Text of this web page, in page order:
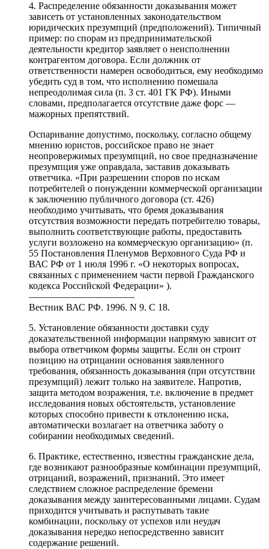
4. Распределение обязанности доказывания может
зависеть от установленных законодательством
юридических презумпций (предположений). Типичный
пример: по спорам из предпринимательской
деятельности кредитор заявляет о неисполнении
контрагентом договора. Если должник от
ответственности намерен освободиться, ему необходимо
убедить суд в том, что исполнению помешала
непреодолимая сила (п. 3 ст. 401 ГК РФ). Иными
словами, предполагается отсутствие даже форс —
мажорных препятствий.
Оспаривание допустимо, поскольку, согласно общему
мнению юристов, российское право не знает
неопровержимых презумпций, но свое предназначение
презумпция уже оправдала, заставив доказывать
ответчика. «При разрешении споров по искам
потребителей о понуждении коммерческой организации
к заключению публичного договора (ст. 426)
необходимо учитывать, что бремя доказывания
отсутствия возможности передать потребителю товары,
выполнить соответствующие работы, предоставить
услуги возложено на коммерческую организацию» (п.
55 Постановления Пленумов Верховного Суда РФ и
ВАС РФ от 1 июля 1996 г. «О некоторых вопросах,
связанных с применением части первой Гражданского
кодекса Российской Федерации» ).
———————————
Вестник ВАС РФ. 1996. N 9. С 18.
5. Установление обязанности доставки суду
доказательственной информации напрямую зависит от
выбора ответчиком формы защиты. Если он строит
позицию на отрицании основания заявленного
требования, обязанность доказывания (при отсутствии
презумпций) лежит только на заявителе. Напротив,
защита методом возражения, т.е. включение в предмет
исследования новых обстоятельств, установление
которых способно привести к отклонению иска,
автоматически возлагает на ответчика заботу о
собирании необходимых сведений.
6. Практике, естественно, известны гражданские дела,
где возникают разнообразные комбинации презумпций,
отрицаний, возражений, признаний. Это имеет
следствием сложное распределение бремени
доказывания между заинтересованными лицами. Судам
приходится учитывать и распутывать такие
комбинации, поскольку от успехов или неудач
доказывания нередко непосредственно зависит
содержание решений.